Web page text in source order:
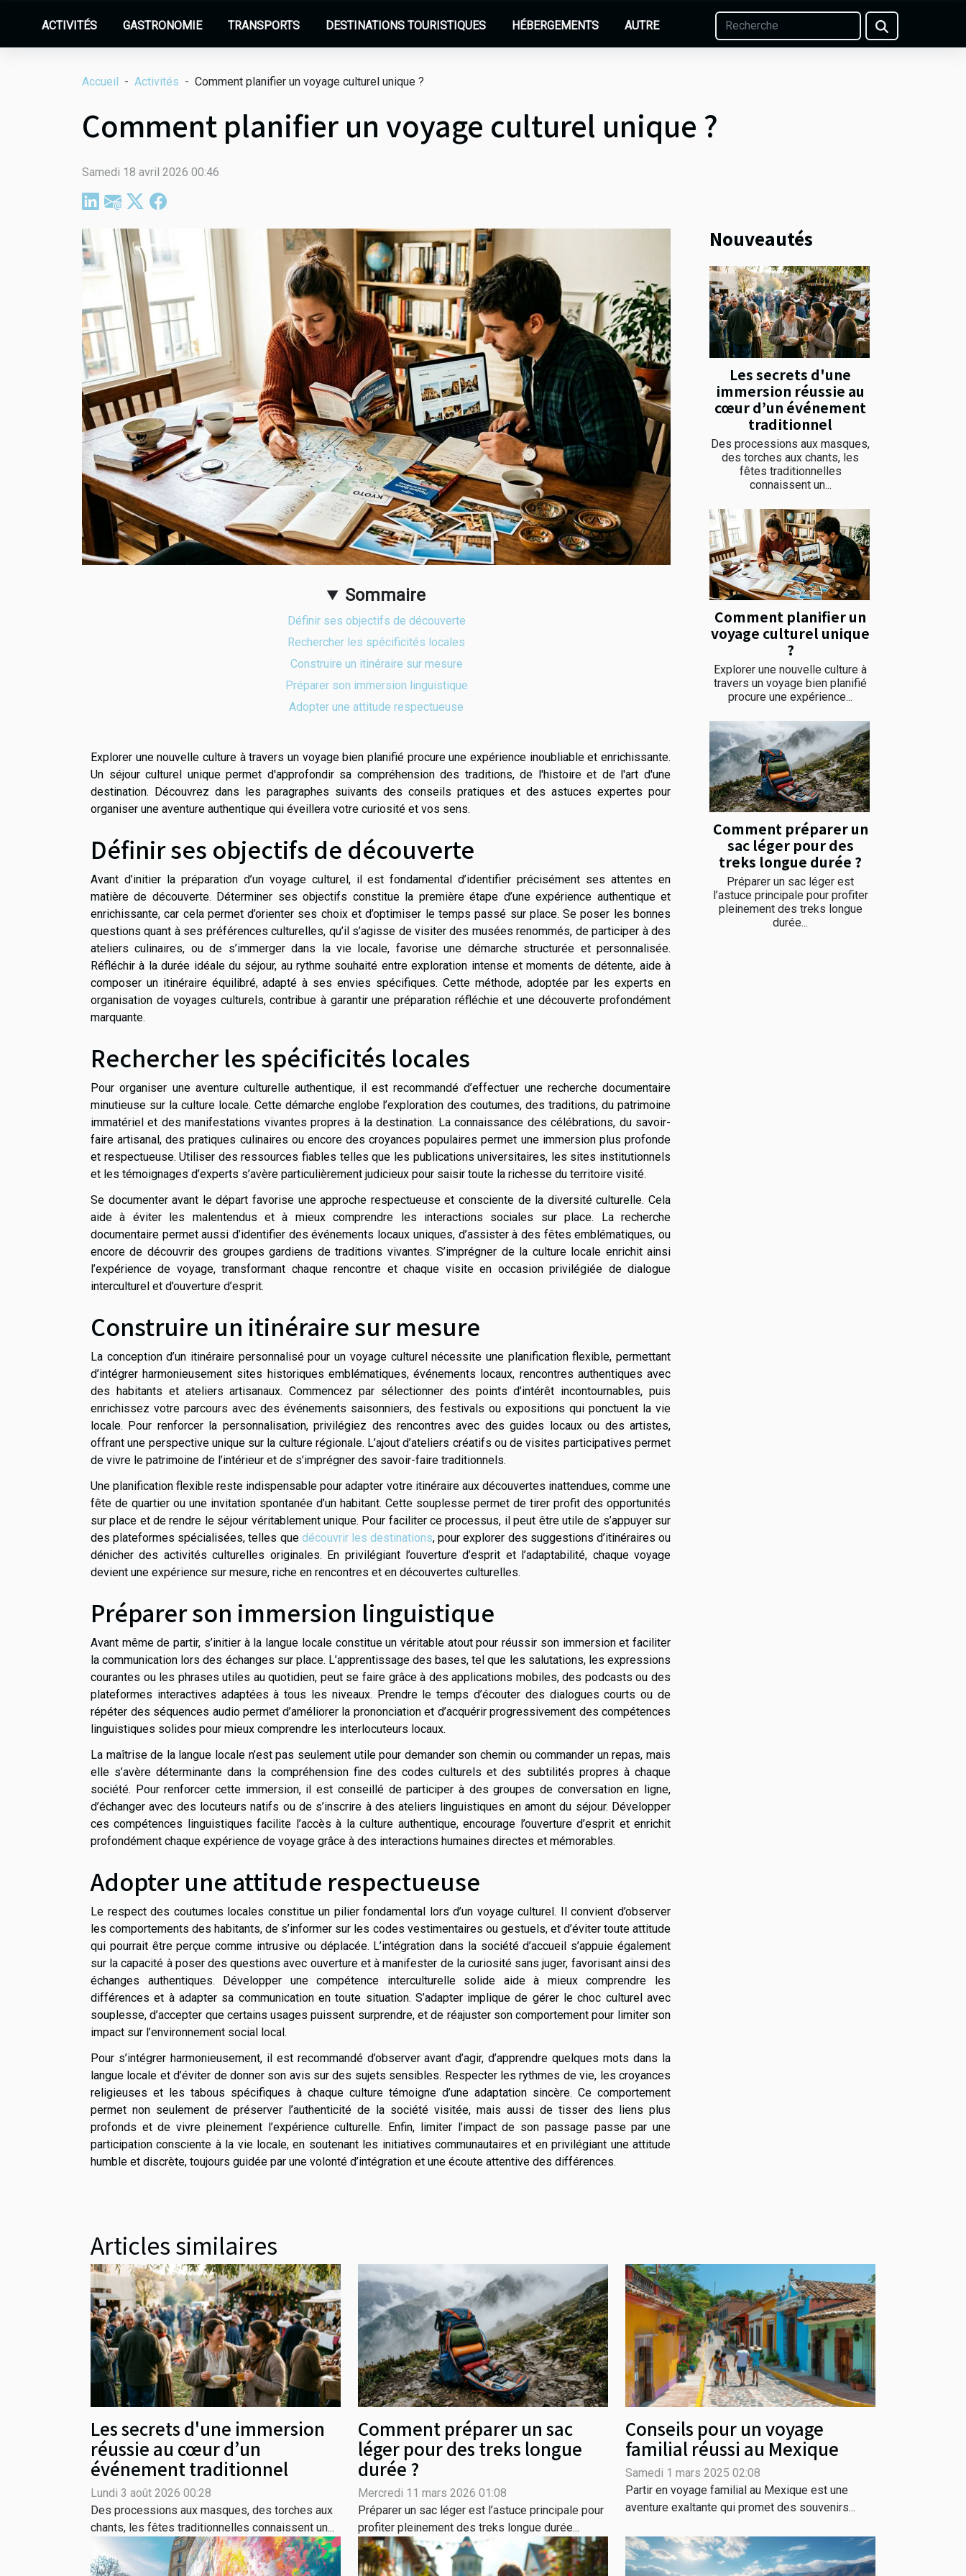
ACTIVITÉS GASTRONOMIE TRANSPORTS DESTINATIONS TOURISTIQUES HÉBERGEMENTS AUTRE
Accueil Activités Comment planifier un voyage culturel unique ?
Comment planifier un voyage culturel unique ?
Samedi 18 avril 2026 00:46
Sommaire
Définir ses objectifs de découverte
Rechercher les spécificités locales
Construire un itinéraire sur mesure
Préparer son immersion linguistique
Adopter une attitude respectueuse
Explorer une nouvelle culture à travers un voyage bien planifié procure une expérience inoubliable et enrichissante.
Un séjour culturel unique permet d'approfondir sa compréhension des traditions, de l'histoire et de l'art d'une
destination. Découvrez dans les paragraphes suivants des conseils pratiques et des astuces expertes pour
organiser une aventure authentique qui éveillera votre curiosité et vos sens.
Définir ses objectifs de découverte
Avant d’initier la préparation d’un voyage culturel, il est fondamental d’identifier précisément ses attentes en
matière de découverte. Déterminer ses objectifs constitue la première étape d’une expérience authentique et
enrichissante, car cela permet d’orienter ses choix et d’optimiser le temps passé sur place. Se poser les bonnes
questions quant à ses préférences culturelles, qu’il s’agisse de visiter des musées renommés, de participer à des
ateliers culinaires, ou de s’immerger dans la vie locale, favorise une démarche structurée et personnalisée.
Réfléchir à la durée idéale du séjour, au rythme souhaité entre exploration intense et moments de détente, aide à
composer un itinéraire équilibré, adapté à ses envies spécifiques. Cette méthode, adoptée par les experts en
organisation de voyages culturels, contribue à garantir une préparation réfléchie et une découverte profondément
marquante.
Rechercher les spécificités locales
Pour organiser une aventure culturelle authentique, il est recommandé d’effectuer une recherche documentaire
minutieuse sur la culture locale. Cette démarche englobe l’exploration des coutumes, des traditions, du patrimoine
immatériel et des manifestations vivantes propres à la destination. La connaissance des célébrations, du savoir-
faire artisanal, des pratiques culinaires ou encore des croyances populaires permet une immersion plus profonde
et respectueuse. Utiliser des ressources fiables telles que les publications universitaires, les sites institutionnels
et les témoignages d’experts s’avère particulièrement judicieux pour saisir toute la richesse du territoire visité.
Se documenter avant le départ favorise une approche respectueuse et consciente de la diversité culturelle. Cela
aide à éviter les malentendus et à mieux comprendre les interactions sociales sur place. La recherche
documentaire permet aussi d’identifier des événements locaux uniques, d’assister à des fêtes emblématiques, ou
encore de découvrir des groupes gardiens de traditions vivantes. S’imprégner de la culture locale enrichit ainsi
l’expérience de voyage, transformant chaque rencontre et chaque visite en occasion privilégiée de dialogue
interculturel et d’ouverture d’esprit.
Construire un itinéraire sur mesure
La conception d’un itinéraire personnalisé pour un voyage culturel nécessite une planification flexible, permettant
d’intégrer harmonieusement sites historiques emblématiques, événements locaux, rencontres authentiques avec
des habitants et ateliers artisanaux. Commencez par sélectionner des points d’intérêt incontournables, puis
enrichissez votre parcours avec des événements saisonniers, des festivals ou expositions qui ponctuent la vie
locale. Pour renforcer la personnalisation, privilégiez des rencontres avec des guides locaux ou des artistes,
offrant une perspective unique sur la culture régionale. L’ajout d’ateliers créatifs ou de visites participatives permet
de vivre le patrimoine de l’intérieur et de s’imprégner des savoir-faire traditionnels.
Une planification flexible reste indispensable pour adapter votre itinéraire aux découvertes inattendues, comme une
fête de quartier ou une invitation spontanée d’un habitant. Cette souplesse permet de tirer profit des opportunités
sur place et de rendre le séjour véritablement unique. Pour faciliter ce processus, il peut être utile de s’appuyer sur
des plateformes spécialisées, telles que découvrir les destinations, pour explorer des suggestions d’itinéraires ou
dénicher des activités culturelles originales. En privilégiant l’ouverture d’esprit et l’adaptabilité, chaque voyage
devient une expérience sur mesure, riche en rencontres et en découvertes culturelles.
Préparer son immersion linguistique
Avant même de partir, s’initier à la langue locale constitue un véritable atout pour réussir son immersion et faciliter
la communication lors des échanges sur place. L’apprentissage des bases, tel que les salutations, les expressions
courantes ou les phrases utiles au quotidien, peut se faire grâce à des applications mobiles, des podcasts ou des
plateformes interactives adaptées à tous les niveaux. Prendre le temps d’écouter des dialogues courts ou de
répéter des séquences audio permet d’améliorer la prononciation et d’acquérir progressivement des compétences
linguistiques solides pour mieux comprendre les interlocuteurs locaux.
La maîtrise de la langue locale n’est pas seulement utile pour demander son chemin ou commander un repas, mais
elle s’avère déterminante dans la compréhension fine des codes culturels et des subtilités propres à chaque
société. Pour renforcer cette immersion, il est conseillé de participer à des groupes de conversation en ligne,
d’échanger avec des locuteurs natifs ou de s’inscrire à des ateliers linguistiques en amont du séjour. Développer
ces compétences linguistiques facilite l’accès à la culture authentique, encourage l’ouverture d’esprit et enrichit
profondément chaque expérience de voyage grâce à des interactions humaines directes et mémorables.
Adopter une attitude respectueuse
Le respect des coutumes locales constitue un pilier fondamental lors d’un voyage culturel. Il convient d’observer
les comportements des habitants, de s’informer sur les codes vestimentaires ou gestuels, et d’éviter toute attitude
qui pourrait être perçue comme intrusive ou déplacée. L’intégration dans la société d’accueil s’appuie également
sur la capacité à poser des questions avec ouverture et à manifester de la curiosité sans juger, favorisant ainsi des
échanges authentiques. Développer une compétence interculturelle solide aide à mieux comprendre les
différences et à adapter sa communication en toute situation. S’adapter implique de gérer le choc culturel avec
souplesse, d’accepter que certains usages puissent surprendre, et de réajuster son comportement pour limiter son
impact sur l’environnement social local.
Pour s’intégrer harmonieusement, il est recommandé d’observer avant d’agir, d’apprendre quelques mots dans la
langue locale et d’éviter de donner son avis sur des sujets sensibles. Respecter les rythmes de vie, les croyances
religieuses et les tabous spécifiques à chaque culture témoigne d’une adaptation sincère. Ce comportement
permet non seulement de préserver l’authenticité de la société visitée, mais aussi de tisser des liens plus
profonds et de vivre pleinement l’expérience culturelle. Enfin, limiter l’impact de son passage passe par une
participation consciente à la vie locale, en soutenant les initiatives communautaires et en privilégiant une attitude
humble et discrète, toujours guidée par une volonté d’intégration et une écoute attentive des différences.
Nouveautés
Les secrets d'une
immersion réussie au
cœur d’un événement
traditionnel
Des processions aux masques,
des torches aux chants, les
fêtes traditionnelles
connaissent un...
Comment planifier un
voyage culturel unique
?
Explorer une nouvelle culture à
travers un voyage bien planifié
procure une expérience...
Comment préparer un
sac léger pour des
treks longue durée ?
Préparer un sac léger est
l’astuce principale pour profiter
pleinement des treks longue
durée...
Articles similaires
Les secrets d'une immersion
réussie au cœur d’un
événement traditionnel
Lundi 3 août 2026 00:28
Des processions aux masques, des torches aux
chants, les fêtes traditionnelles connaissent un...
Comment préparer un sac
léger pour des treks longue
durée ?
Mercredi 11 mars 2026 01:08
Préparer un sac léger est l’astuce principale pour
profiter pleinement des treks longue durée...
Conseils pour un voyage
familial réussi au Mexique
Samedi 1 mars 2025 02:08
Partir en voyage familial au Mexique est une
aventure exaltante qui promet des souvenirs...